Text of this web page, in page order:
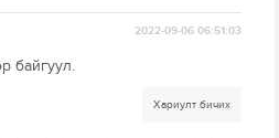
2022-09-06 06:51:03
байгуул.
Хариулт бичих